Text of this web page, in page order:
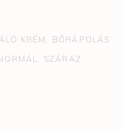
KRÉM , BŐRÁPOLÁS
, SZÁRAZ